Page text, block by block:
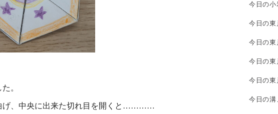
。
げ、中央に出来た切れ目を開くと…………
今日の小
今日の東
今日の東
今日の東
今日の東
今日の溝